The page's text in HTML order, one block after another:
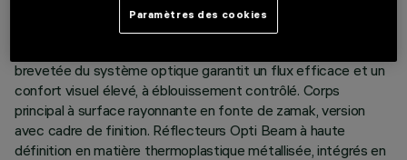
Appareil miniaturisé encastrable linéaire à 2 éléments
optiques pour sources LED - optiques fixes. Malgré les
brevetée du système optique garantit un flux efficace et un
confort visuel élevé, à éblouissement contrôlé. Corps
principal à surface rayonnante en fonte de zamak, version
avec cadre de finition. Réflecteurs Opti Beam à haute
définition en matière thermoplastique métallisée, intégrés en
Paramètres des cookies